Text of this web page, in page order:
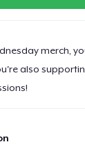
merch,
also